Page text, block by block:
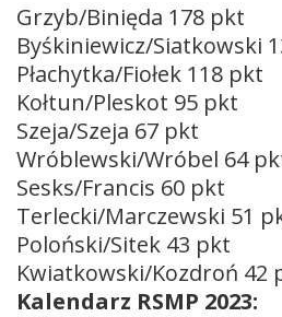
Grzyb/Binięda 178 pkt
Byśkiniewicz/Siatkowski
Płachytka/Fiołek 118 pkt
Kołtun/Pleskot 95 pkt
Szeja/Szeja 67 pkt
Wróblewski/Wróbel 64
Sesks/Francis 60 pkt
Terlecki/Marczewski 51
Poloński/Sitek 43 pkt
Kwiatkowski/Kozdroń 42
Kalendarz RSMP 2023: